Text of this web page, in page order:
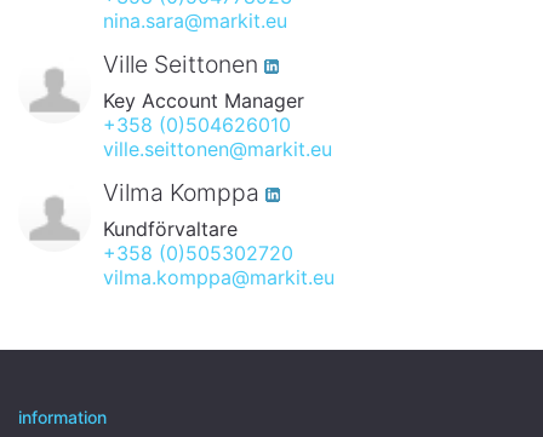
nina.sara@markit.eu
Ville Seittonen
Key Account Manager
+358 (0)504626010
ville.seittonen@markit.eu
Vilma Komppa
Kundförvaltare
+358 (0)505302720
vilma.komppa@markit.eu
information